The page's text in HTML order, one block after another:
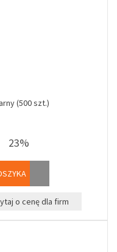
(500 szt.)
23%
o cenę dla firm